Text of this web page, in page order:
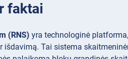
faktai
(RNS) yra technologinė
išdavimą. Tai sistema